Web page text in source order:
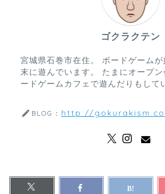
ゴクラクテン
宮城県石巻市在住。 ボードゲームが
末に遊んでいます。 たまにオープ
ードゲームカフェで遊んだりもして
BLOG： http://